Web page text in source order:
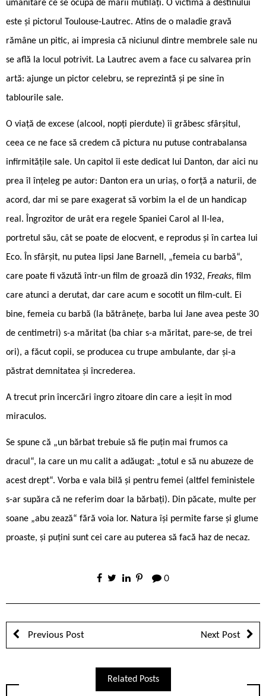
umanitare ce se ocupă de marii mutilați. O victimă a destinului
este și pictorul Toulouse-Lautrec. Atins de o maladie gravă
rămâne un pitic, ai impresia că niciunul dintre membrele sale nu
se află la locul potrivit. La Lautrec avem a face cu salvarea prin
artă: ajunge un pictor celebru, se reprezintă și pe sine în
tablourile sale.
O viață de excese (alcool, nopți pierdute) îi grăbesc sfârșitul,
ceea ce ne face să credem că pictura nu putuse contrabalansa
infirmitățile sale. Un capitol îi este dedicat lui Danton, dar aici nu
prea îl înțeleg pe autor: Danton era un uriaș, o forță a naturii, de
acord, dar mi se pare exagerat să vorbim la el de un handicap
real. Îngrozitor de urât era regele Spaniei Carol al II-lea,
portretul său, cât se poate de elocvent, e reprodus și în cartea lui
Eco. În sfârșit, nu putea lipsi Jane Barnell, „femeia cu barbă“,
care poate fi văzută într-un film de groază din 1932, Freaks, film
care atunci a derutat, dar care acum e socotit un film-cult. Ei
bine, femeia cu barbă (la bătrânețe, barba lui Jane avea peste 30
de centimetri) s-a măritat (ba chiar s-a măritat, pare-se, de trei
ori), a făcut copii, se producea cu trupe ambulante, dar și-a
păstrat demnitatea și încrederea.
A trecut prin încercări îngro zitoare din care a ieșit în mod
miraculos.
Se spune că „un bărbat trebuie să fie puțin mai frumos ca
dracul“, la care un mu calit a adăugat: „totul e să nu abuzeze de
acest drept“. Vorba e vala bilă și pentru femei (altfel feministele
s-ar supăra că ne referim doar la bărbați). Din păcate, multe per
soane „abu zează“ fără voia lor. Natura își permite farse și glume
proaste, și puțini sunt cei care au puterea să facă haz de necaz.
0
Previous Post Next Post
Related Posts